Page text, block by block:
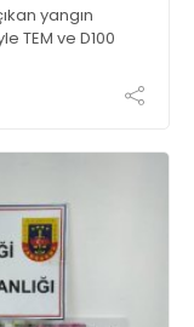
yangın
TEM ve D100